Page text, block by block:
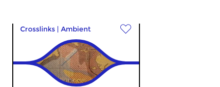
Crosslinks | Ambient